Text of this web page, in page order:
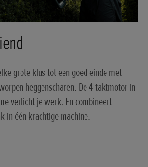
grote klus tot een goed einde met
heggenscharen. De 4-taktmotor in
verlicht je werk. En combineert
in één krachtige machine.